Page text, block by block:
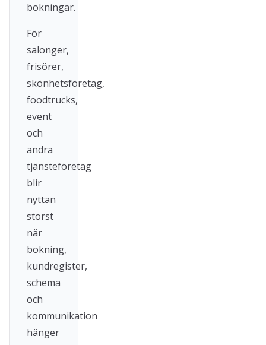
bokningar.
För
salonger,
frisörer,
skönhetsföretag,
foodtrucks,
event
och
andra
tjänsteföretag
blir
nyttan
störst
när
bokning,
kundregister,
schema
och
kommunikation
hänger